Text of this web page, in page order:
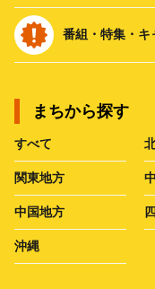
番組・特集・キ
まちから探す
すべて
関東地方
中国地方
沖縄